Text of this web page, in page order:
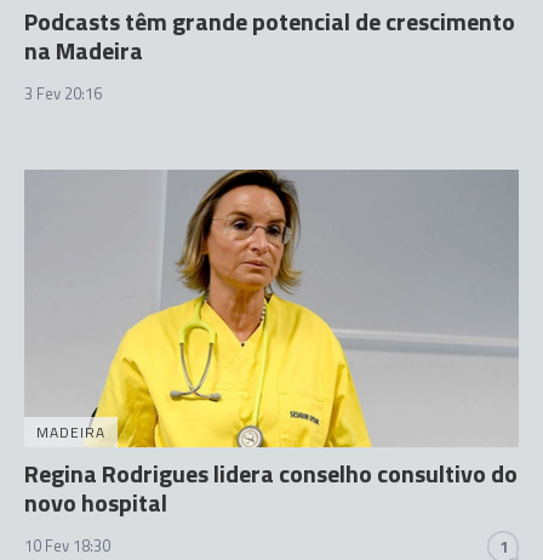
Podcasts têm grande potencial de crescimento
na Madeira
3 Fev 20:16
MADEIRA
Regina Rodrigues lidera conselho consultivo do
novo hospital
10 Fev 18:30 1